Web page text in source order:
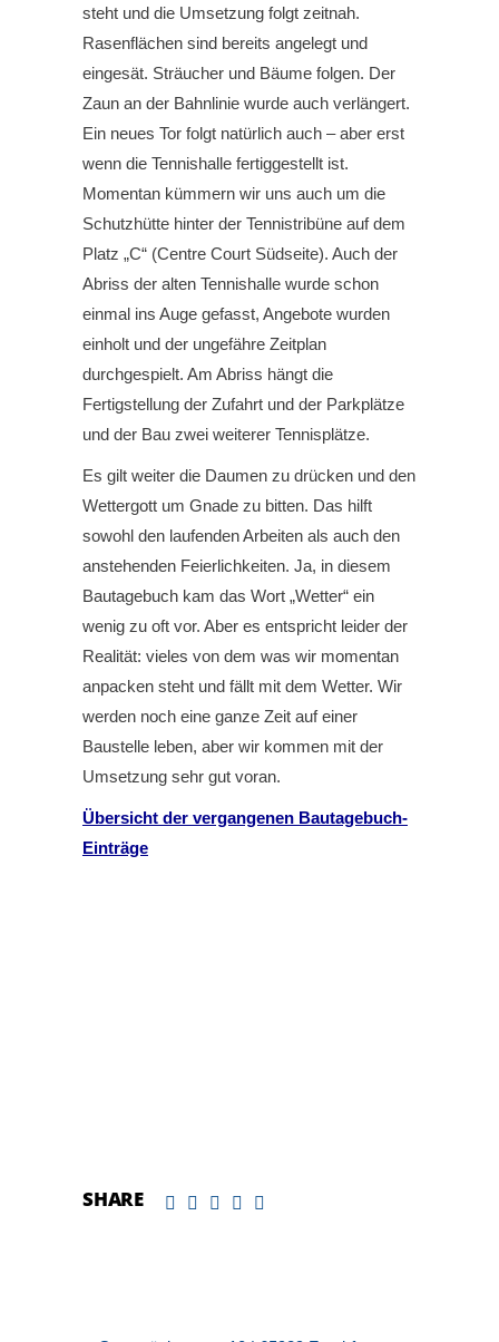
steht und die Umsetzung folgt zeitnah.
Rasenflächen sind bereits angelegt und
eingesät. Sträucher und Bäume folgen. Der
Zaun an der Bahnlinie wurde auch verlängert.
Ein neues Tor folgt natürlich auch – aber erst
wenn die Tennishalle fertiggestellt ist.
Momentan kümmern wir uns auch um die
Schutzhütte hinter der Tennistribüne auf dem
Platz „C“ (Centre Court Südseite). Auch der
Abriss der alten Tennishalle wurde schon
einmal ins Auge gefasst, Angebote wurden
einholt und der ungefähre Zeitplan
durchgespielt. Am Abriss hängt die
Fertigstellung der Zufahrt und der Parkplätze
und der Bau zwei weiterer Tennisplätze.
Es gilt weiter die Daumen zu drücken und den
Wettergott um Gnade zu bitten. Das hilft
sowohl den laufenden Arbeiten als auch den
anstehenden Feierlichkeiten. Ja, in diesem
Bautagebuch kam das Wort „Wetter“ ein
wenig zu oft vor. Aber es entspricht leider der
Realität: vieles von dem was wir momentan
anpacken steht und fällt mit dem Wetter. Wir
werden noch eine ganze Zeit auf einer
Baustelle leben, aber wir kommen mit der
Umsetzung sehr gut voran.
Übersicht der vergangenen Bautagebuch-
Einträge
SHARE